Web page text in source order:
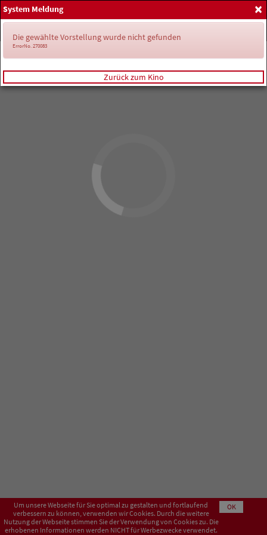
Home
Anmelden
Um unsere Webseite für Sie optimal zu gestalten und fortlaufend
verbessern zu können, verwenden wir Cookies. Durch die weitere
Nutzung der Webseite stimmen Sie der Verwendung von Cookies zu. Die
erhobenen Informationen werden NICHT für Werbezwecke verwendet.
OK
×
System Meldung
Die gewählte Vorstellung wurde nicht gefunden
ErrorNo. 270083
Zurück zum Kino